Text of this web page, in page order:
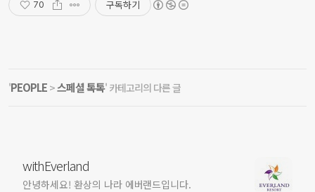
70 구독하기
'PEOPLE >스페셜 톡톡' 카테고리의 다른 글
withEverland
안녕하세요! 환상의 나라 에버랜드입니다.